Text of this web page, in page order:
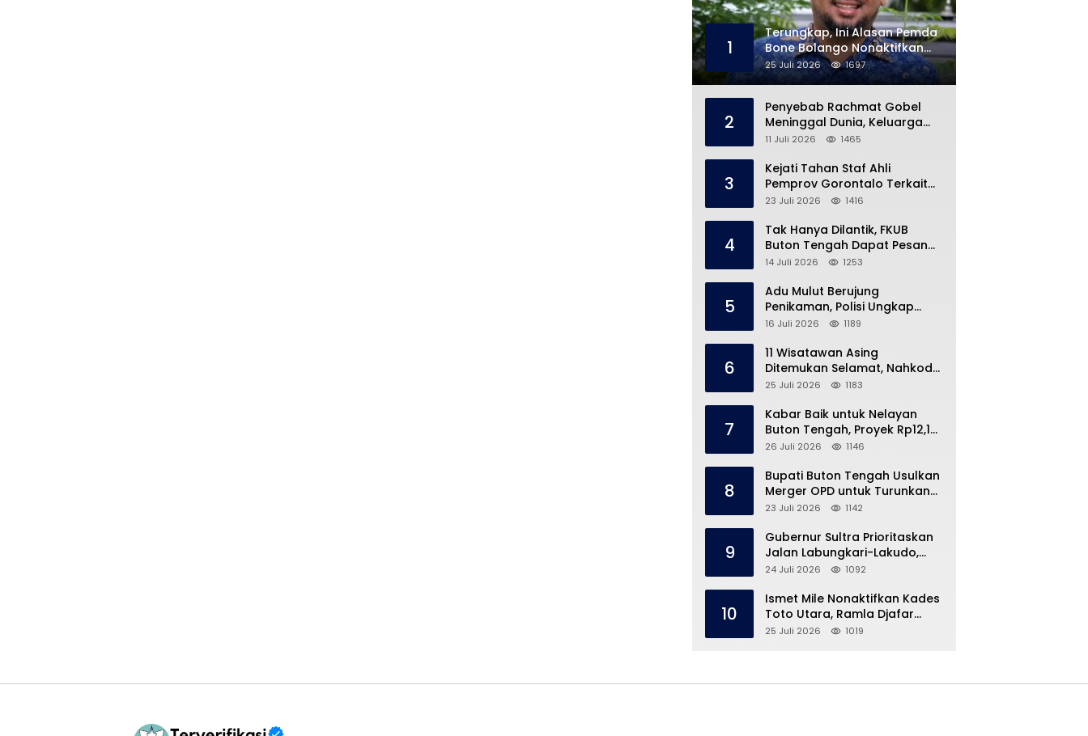
1
Terungkap, Ini Alasan Pemda
Bone Bolango Nonaktifkan
Kades Toto Utara
25 Juli 2026 1697
2
Penyebab Rachmat Gobel
Meninggal Dunia, Keluarga
Ungkap Kondisi Terakhir
11 Juli 2026 1465
3
Kejati Tahan Staf Ahli
Pemprov Gorontalo Terkait
Dugaan Korupsi Rp5 Miliar
23 Juli 2026 1416
4
Tak Hanya Dilantik, FKUB
Buton Tengah Dapat Pesan
Khusus dari Bupati Azhari
14 Juli 2026 1253
5
Adu Mulut Berujung
Penikaman, Polisi Ungkap
Kronologi di Pasar Marisa
16 Juli 2026 1189
6
11 Wisatawan Asing
Ditemukan Selamat, Nahkoda
Speedboat Masih Hilang
25 Juli 2026 1183
7
Kabar Baik untuk Nelayan
Buton Tengah, Proyek Rp12,1
Miliar Akhirnya Dimulai
26 Juli 2026 1146
8
Bupati Buton Tengah Usulkan
Merger OPD untuk Turunkan
Belanja Pegawai APBD
23 Juli 2026 1142
9
Gubernur Sultra Prioritaskan
Jalan Labungkari-Lakudo,
Buteng Kebagian 1,7 Km
24 Juli 2026 1092
10
Ismet Mile Nonaktifkan Kades
Toto Utara, Ramla Djafar
Ungkap Versinya
25 Juli 2026 1019